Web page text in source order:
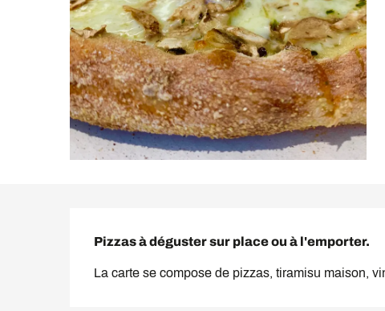
Pizzas à déguster sur place ou à l'emporter.
La carte se compose de pizzas, tiramisu maison,